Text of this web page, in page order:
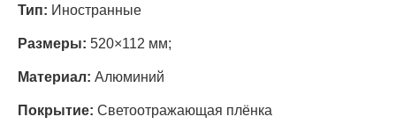
Тип: Иностранные
Размеры: 520×112 мм;
Материал: Алюминий
Покрытие: Светоотражающая плёнка